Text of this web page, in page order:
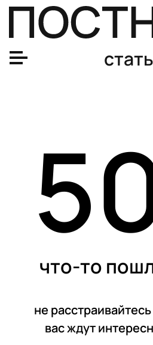
что-то
не
вас ждут
Почему в жару нет аппетита?